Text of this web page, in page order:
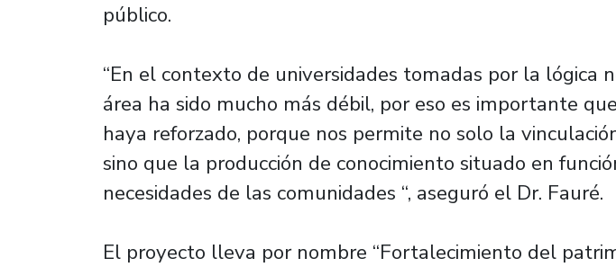
público.
“En el contexto de universidades tomadas por la lógica
área ha sido mucho más débil, por eso es importante
haya reforzado, porque nos permite no solo la
sino que la producción de conocimiento situado en
necesidades de las comunidades “, aseguró el Dr. Fauré.
El proyecto lleva por nombre “Fortalecimiento del